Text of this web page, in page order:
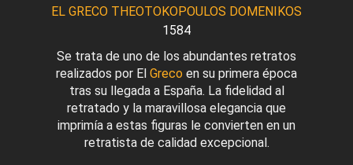
EL GRECO THEOTOKOPOULOS DOMENIKOS
1584
Se trata de uno de los abundantes retratos
realizados por El Greco en su primera época
tras su llegada a España. La fidelidad al
retratado y la maravillosa elegancia que
imprimía a estas figuras le convierten en un
retratista de calidad excepcional.